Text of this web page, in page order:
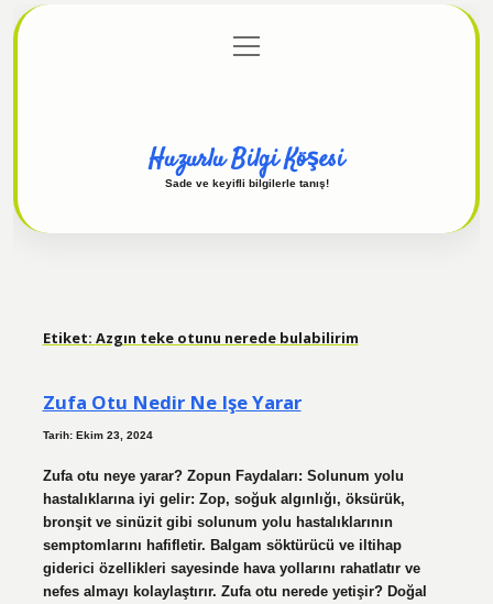
Gizlilik Politikası
menüyü
aç
Huzurlu Bilgi Köşesi
Sade ve keyifli bilgilerle tanış!
Etiket: Azgın teke otunu nerede bulabilirim
Zufa Otu Nedir Ne Işe Yarar
Tarih: Ekim 23, 2024
Zufa otu neye yarar? Zopun Faydaları: Solunum yolu
hastalıklarına iyi gelir: Zop, soğuk algınlığı, öksürük,
bronşit ve sinüzit gibi solunum yolu hastalıklarının
semptomlarını hafifletir. Balgam söktürücü ve iltihap
giderici özellikleri sayesinde hava yollarını rahatlatır ve
nefes almayı kolaylaştırır. Zufa otu nerede yetişir? Doğal